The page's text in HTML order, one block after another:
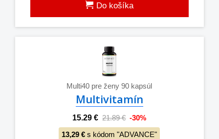
Do košíka
Multi40 pre ženy 90 kapsúl
Multivitamín
15.29 € 21.89 € -30%
13,29 € s kódom "ADVANCE"